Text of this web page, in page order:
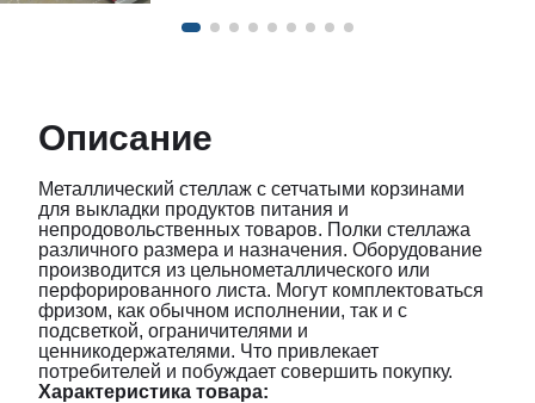
Описание
Металлический стеллаж с сетчатыми корзинами
для выкладки продуктов питания и
непродовольственных товаров. Полки стеллажа
различного размера и назначения. Оборудование
производится из цельнометаллического или
перфорированного листа. Могут комплектоваться
фризом, как обычном исполнении, так и с
подсветкой, ограничителями и
ценникодержателями. Что привлекает
потребителей и побуждает совершить покупку.
Характеристика товара: